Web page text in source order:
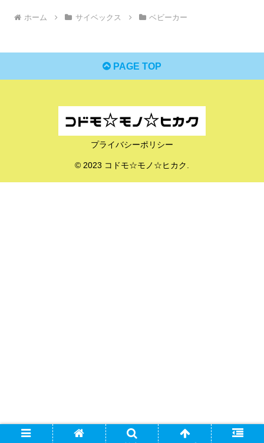
ホーム サイベックス ベビーカー
PAGE TOP
プライバシーポリシー
© 2023 コドモ☆モノ☆ヒカク.